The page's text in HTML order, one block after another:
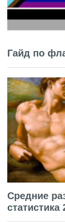
Гайд по
Средние
статистика